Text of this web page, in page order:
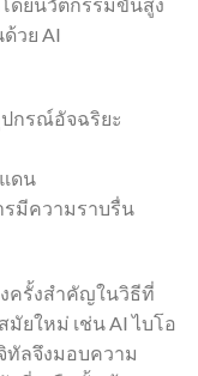
วย AI
ปกรณ์อัจฉริยะ
ดน
มีความราบรื่น
ครั้งสำคัญในวิธีที่
ยใหม่ เช่น AI ไบโอ
ทัลจึงมอบความ